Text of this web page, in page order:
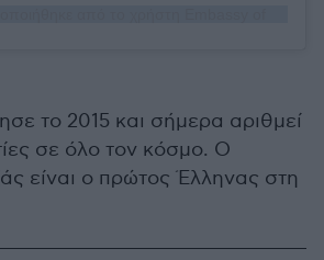
το 2015 και σήμερα αριθμεί
σε όλο τον κόσμο. Ο
είναι ο πρώτος Έλληνας στη